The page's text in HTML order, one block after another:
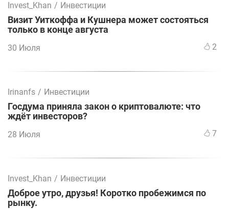
Invest_Khan / Инвестиции
Визит Уиткоффа и Кушнера может состояться
только в конце августа
30 Июля 2
Irinanfs / Инвестиции
Госдума приняла закон о криптовалюте: что
ждёт инвесторов?
28 Июля 7
Invest_Khan / Инвестиции
Доброе утро, друзья! Коротко пробежимся по
рынку.